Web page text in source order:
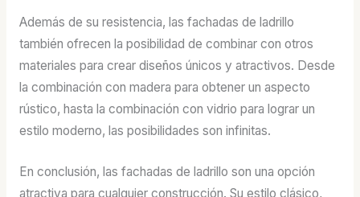
Además de su resistencia, las fachadas de ladrillo
también ofrecen la posibilidad de combinar con otros
materiales para crear diseños únicos y atractivos. Desde
la combinación con madera para obtener un aspecto
rústico, hasta la combinación con vidrio para lograr un
estilo moderno, las posibilidades son infinitas.
En conclusión, las fachadas de ladrillo son una opción
atractiva para cualquier construcción. Su estilo clásico,